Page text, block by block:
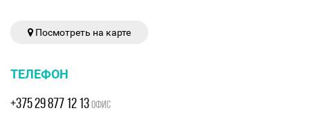
Посмотреть на карте
ТЕЛЕФОН
+375 29 877 12 13ОФИС